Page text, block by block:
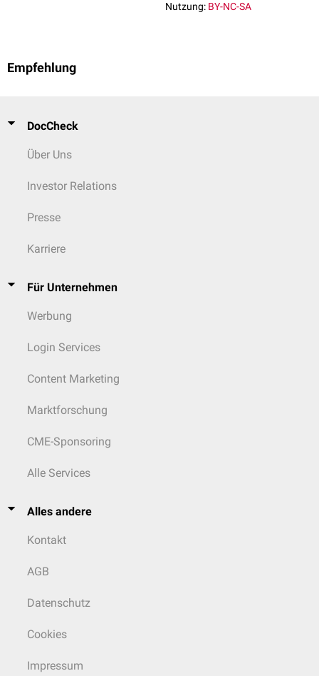
Nutzung: BY-NC-SA
Empfehlung
DocCheck
Über Uns
Investor Relations
Presse
Karriere
Für Unternehmen
Werbung
Login Services
Content Marketing
Marktforschung
CME-Sponsoring
Alle Services
Alles andere
Kontakt
AGB
Datenschutz
Cookies
Impressum